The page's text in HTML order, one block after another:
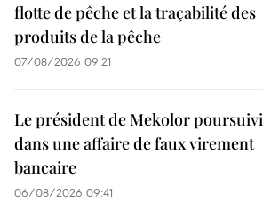
flotte de pêche et la traçabilité des
produits de la pêche
07/08/2026 09:21
Le président de Mekolor poursuivi
dans une affaire de faux virement
bancaire
06/08/2026 09:41